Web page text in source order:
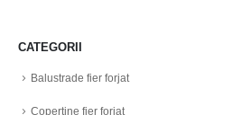
CATEGORII
Balustrade fier forjat
Copertine fier forjat